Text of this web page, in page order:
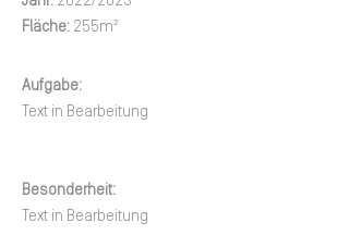
Fläche: 255m²
Aufgabe:
Text in Bearbeitung
Besonderheit:
Text in Bearbeitung